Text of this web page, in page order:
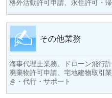
格外活動許可申請、永住許可・
その他業務
海事代理士業務、ドローン飛行
廃棄物許可申請、宅地建物取引
き・代行・サポート